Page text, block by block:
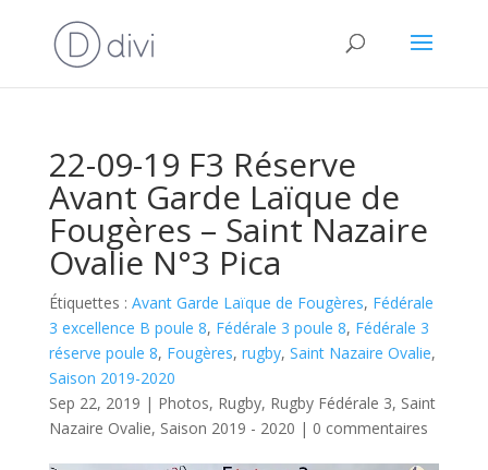
22-09-19 F3 Réserve
Avant Garde Laïque de
Fougères – Saint Nazaire
Ovalie N°3 Pica
Étiquettes : Avant Garde Laïque de Fougères, Fédérale
3 excellence B poule 8, Fédérale 3 poule 8, Fédérale 3
réserve poule 8, Fougères, rugby, Saint Nazaire Ovalie,
Saison 2019-2020
Sep 22, 2019 | Photos, Rugby, Rugby Fédérale 3, Saint
Nazaire Ovalie, Saison 2019 - 2020 | 0 commentaires